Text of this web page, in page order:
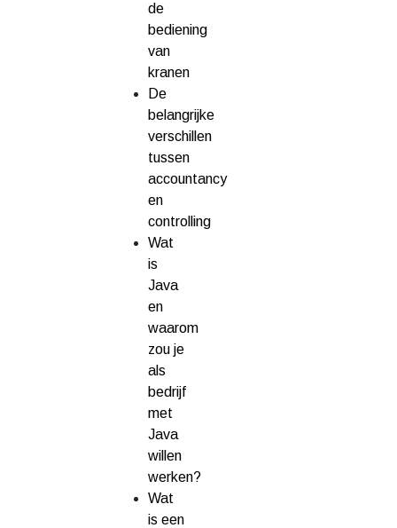
de
bediening
van
kranen
De
belangrijke
verschillen
tussen
accountancy
en
controlling
Wat
is
Java
en
waarom
zou je
als
bedrijf
met
Java
willen
werken?
Wat
is een